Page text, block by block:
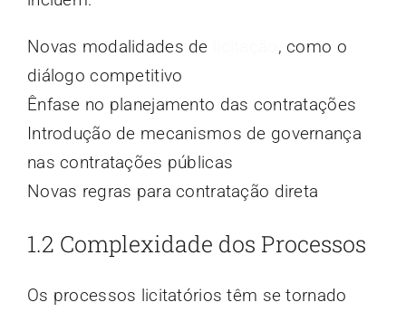
Novas modalidades de
, como o
diálogo competitivo
Ênfase no planejamento das contratações
Introdução de mecanismos de governança
nas contratações públicas
Novas regras para contratação direta
1.2 Complexidade dos Processos
Os processos licitatórios têm se tornado